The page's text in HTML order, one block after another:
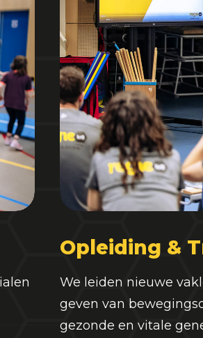
Opleiding &
We leiden nieuwe
geven van
gezonde en vitale